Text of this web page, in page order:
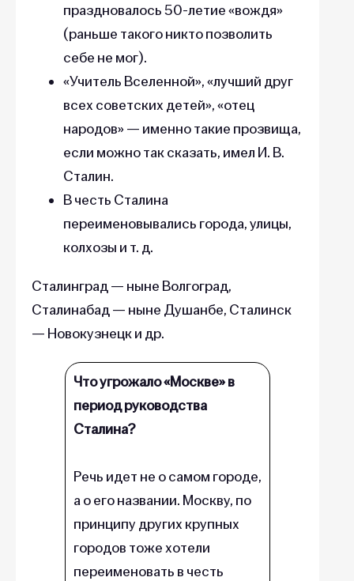
праздновалось 50-летие «вождя»
(раньше такого никто позволить
себе не мог).
«Учитель Вселенной», «лучший друг
всех советских детей», «отец
народов» — именно такие прозвища,
если можно так сказать, имел И. В.
Сталин.
В честь Сталина
переименовывались города, улицы,
колхозы и т. д.
Сталинград — ныне Волгоград,
Сталинабад — ныне Душанбе, Сталинск
— Новокузнецк и др.
Что угрожало «Москве» в
период руководства
Сталина?
Речь идет не о самом городе,
а о его названии. Москву, по
принципу других крупных
городов тоже хотели
переименовать в честь